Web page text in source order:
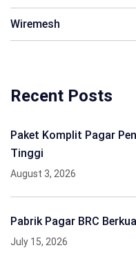
Wiremesh
Recent Posts
Paket Komplit Pagar
Tinggi
August 3, 2026
Pabrik Pagar BRC
July 15, 2026